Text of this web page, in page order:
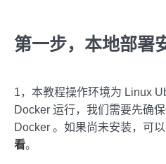
第一步，本地部署
1，本教程操作环境为 Linux
Docker 运行，我们需要先确
Docker 。如果尚未安装，可
看。